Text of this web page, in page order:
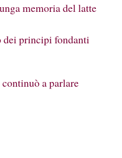
memoria del latte
dei principi fondanti
a parlare